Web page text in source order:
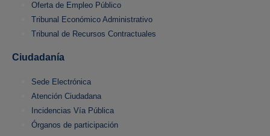
Oferta de Empleo Público
Tribunal Económico Administrativo
Tribunal de Recursos Contractuales
Ciudadanía
Sede Electrónica
Atención Ciudadana
Incidencias Vía Pública
Órganos de participación